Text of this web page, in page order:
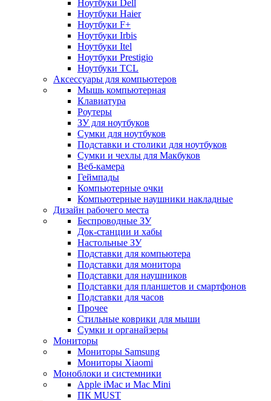
Ноутбуки Dell
Ноутбуки Haier
Ноутбуки F+
Ноутбуки Irbis
Ноутбуки Itel
Ноутбуки Prestigio
Ноутбуки TCL
Аксессуары для компьютеров
Мышь компьютерная
Клавиатура
Роутеры
ЗУ для ноутбуков
Сумки для ноутбуков
Подставки и столики для ноутбуков
Сумки и чехлы для Макбуков
Веб-камера
Геймпады
Компьютерные очки
Компьютерные наушники накладные
Дизайн рабочего места
Беспроводные ЗУ
Док-станции и хабы
Настольные ЗУ
Подставки для компьютера
Подставки для монитора
Подставки для наушников
Подставки для планшетов и смартфонов
Подставки для часов
Прочее
Стильные коврики для мыши
Сумки и органайзеры
Мониторы
Мониторы Samsung
Мониторы Xiaomi
Моноблоки и системники
Apple iMac и Mac Mini
ПК MUST